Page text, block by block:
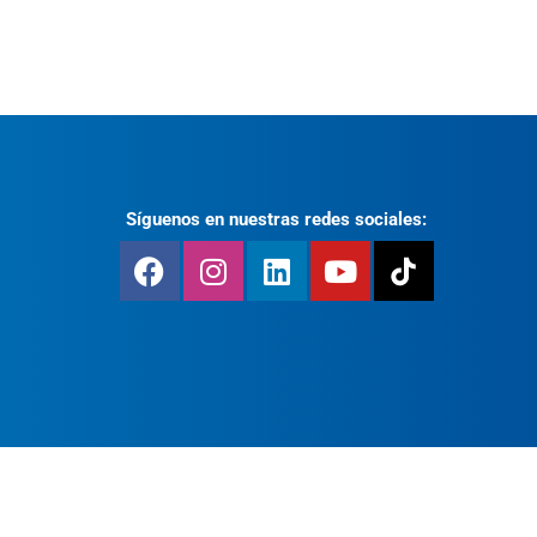
Síguenos en nuestras redes sociales: